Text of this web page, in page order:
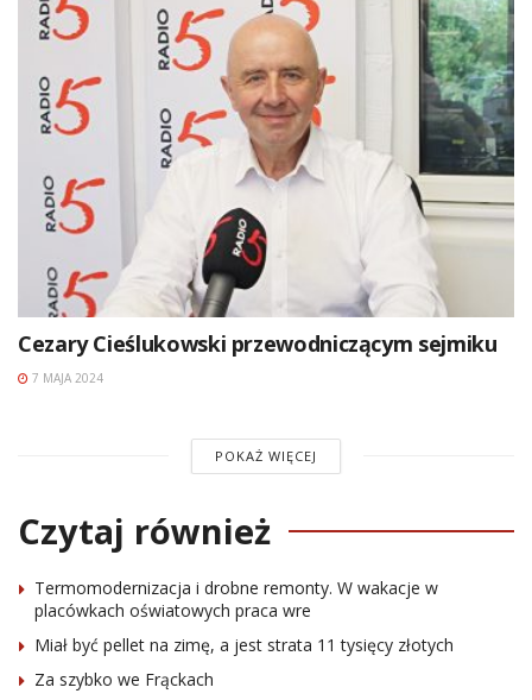
Cezary Cieślukowski przewodniczącym sejmiku
7 MAJA 2024
POKAŻ WIĘCEJ
Czytaj również
Termomodernizacja i drobne remonty. W wakacje w
placówkach oświatowych praca wre
Miał być pellet na zimę, a jest strata 11 tysięcy złotych
Za szybko we Frąckach